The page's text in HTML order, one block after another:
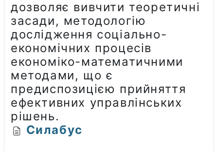
дозволяє вивчити теоретичні
засади, методологію
дослідження соціально-
економічних процесів
економіко-математичними
методами, що є
предиспозицією прийняття
ефективних управлінських
рішень.
Силабус